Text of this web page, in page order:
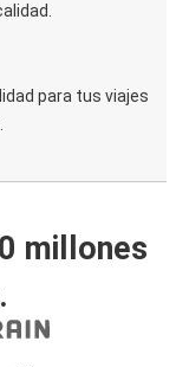
para tus viajes
millones